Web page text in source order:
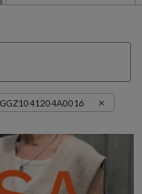
GGZ1041204A0016 ×